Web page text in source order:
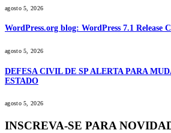
agosto 5, 2026
WordPress.org blog: WordPress 7.1 Release
agosto 5, 2026
DEFESA CIVIL DE SP ALERTA PARA
ESTADO
agosto 5, 2026
INSCREVA-SE PARA